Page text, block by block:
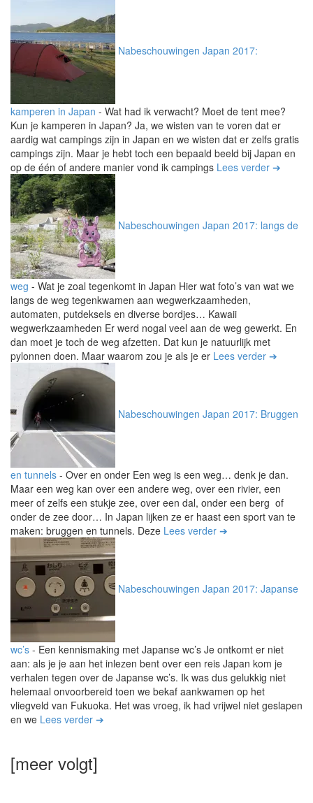
Nabeschouwingen Japan 2017:
kamperen in Japan - Wat had ik verwacht? Moet de tent mee?
Kun je kamperen in Japan? Ja, we wisten van te voren dat er
aardig wat campings zijn in Japan en we wisten dat er zelfs gratis
campings zijn. Maar je hebt toch een bepaald beeld bij Japan en
op de één of andere manier vond ik campings Lees verder ➔
Nabeschouwingen Japan 2017: langs de
weg - Wat je zoal tegenkomt in Japan Hier wat foto’s van wat we
langs de weg tegenkwamen aan wegwerkzaamheden,
automaten, putdeksels en diverse bordjes… Kawaii
wegwerkzaamheden Er werd nogal veel aan de weg gewerkt. En
dan moet je toch de weg afzetten. Dat kun je natuurlijk met
pylonnen doen. Maar waarom zou je als je er Lees verder ➔
Nabeschouwingen Japan 2017: Bruggen
en tunnels - Over en onder Een weg is een weg… denk je dan.
Maar een weg kan over een andere weg, over een rivier, een
meer of zelfs een stukje zee, over een dal, onder een berg of
onder de zee door… In Japan lijken ze er haast een sport van te
maken: bruggen en tunnels. Deze Lees verder ➔
Nabeschouwingen Japan 2017: Japanse
wc’s - Een kennismaking met Japanse wc’s Je ontkomt er niet
aan: als je je aan het inlezen bent over een reis Japan kom je
verhalen tegen over de Japanse wc’s. Ik was dus gelukkig niet
helemaal onvoorbereid toen we bekaf aankwamen op het
vliegveld van Fukuoka. Het was vroeg, ik had vrijwel niet geslapen
en we Lees verder ➔
[meer volgt]